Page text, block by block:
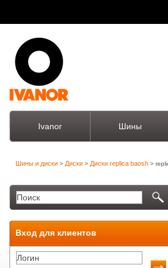
Ivanor Шины
Шины и диски > Диски > Диски replica baosh >
Вход для клиентов